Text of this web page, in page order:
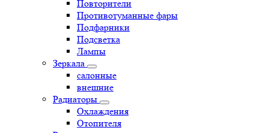
Повторители
Противотуманные фары
Подфарники
Подсветка
Лампы
Зеркала
салонные
внешние
Радиаторы
Охлаждения
Отопителя